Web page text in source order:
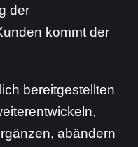
der
kommt der
bereitgestellten
abändern